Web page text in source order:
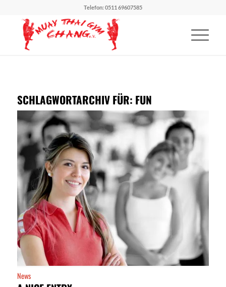
Telefon: 0511 69607585
SCHLAGWORTARCHIV FÜR: FUN
News